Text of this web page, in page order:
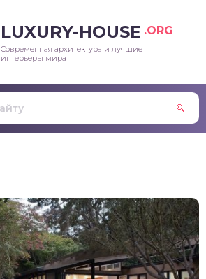
LUXURY-HOUSE .ORG
Современная архитектура и лучшие
интерьеры мира